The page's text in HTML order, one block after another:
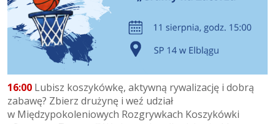
16:00 Lubisz koszykówkę, aktywną rywalizację i dobrą
zabawę? Zbierz drużynę i weź udział
w Międzypokoleniowych Rozgrywkach Koszykówki